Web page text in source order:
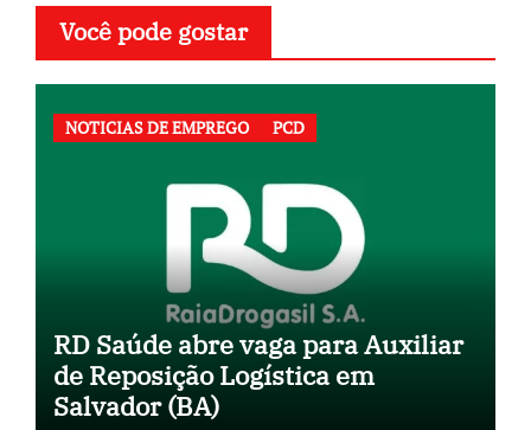
Você pode gostar
NOTICIAS DE EMPREGO PCD
RD Saúde abre vaga para Auxiliar
de Reposição Logística em
Salvador (BA)